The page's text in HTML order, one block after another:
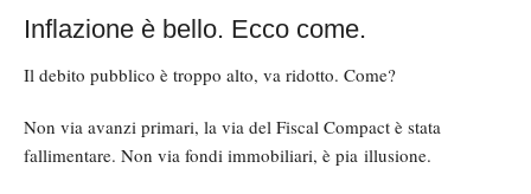
Inflazione è bello. Ecco come.
Il debito pubblico è troppo alto, va ridotto. Come?
Non via avanzi primari, la via del Fiscal Compact è stata
fallimentare. Non via fondi immobiliari, è pia illusione.